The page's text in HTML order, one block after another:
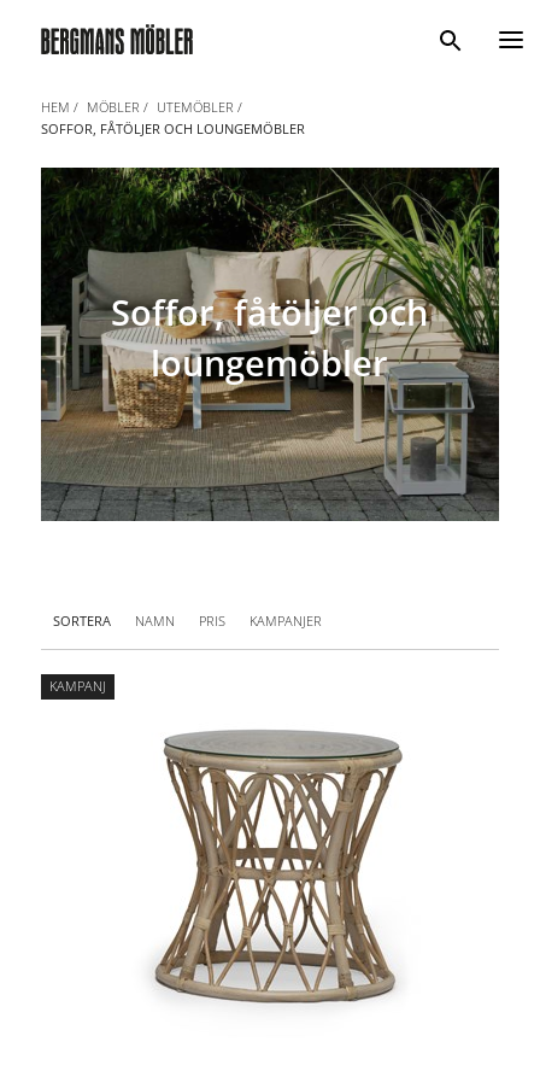
Sök
HEM MÖBLER
UTEMÖBLER
SOFFOR, FÅTÖLJER OCH LOUNGEMÖBLER
Soffor, fåtöljer och
loungemöbler
SORTERA NAMN PRIS KAMPANJER
KAMPANJ